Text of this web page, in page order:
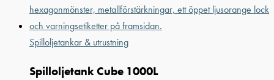
Spilloljetankar & utrustning
Spilloljetank Cube 1000L